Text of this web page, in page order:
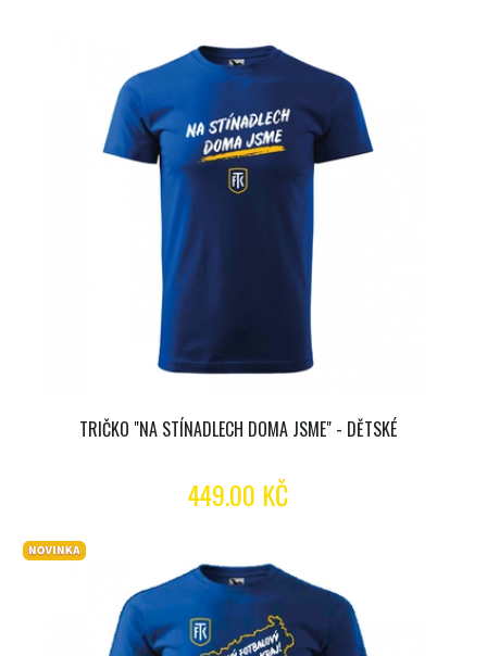
TRIČKO "NA STÍNADLECH DOMA JSME" - DĚTSKÉ
449.00 KČ